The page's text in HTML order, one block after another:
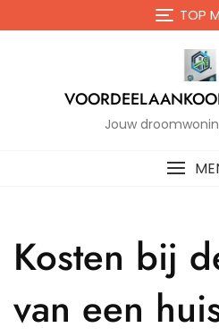
de
TOP
Jouw
Kosten bij
van een